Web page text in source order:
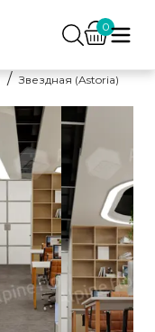
0
Звездная (Astoria)